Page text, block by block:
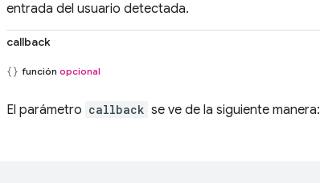
entrada del usuario detectada.
callback
función opcional
El parámetro callback se ve de la siguiente manera: